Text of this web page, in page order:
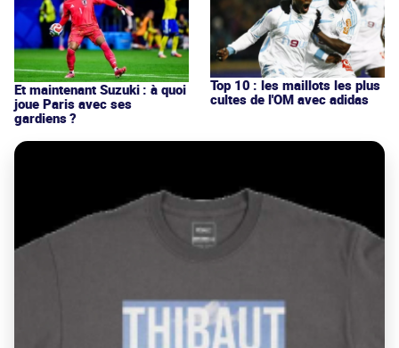
Et maintenant Suzuki : à quoi
joue Paris avec ses
gardiens ?
Top 10 : les maillots les plus
cultes de l'OM avec adidas